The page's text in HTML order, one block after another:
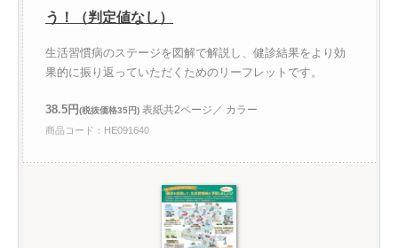
う！（判定値なし）
生活習慣病のステージを図解で解説し、健診結果をより効
果的に振り返っていただくためのリーフレットです。
38.5円(税抜価格35円) 表紙共2ページ／ カラー
商品コード：HE091640